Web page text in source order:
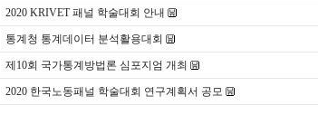
2020 KRIVET 패널 학술대회 안내
통계청 통계데이터 분석활용대회
제10회 국가통계방법론 심포지엄 개최
2020 한국노동패널 학술대회 연구계획서 공모